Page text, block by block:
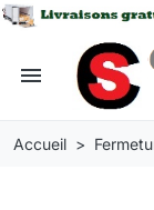
menu
Accueil